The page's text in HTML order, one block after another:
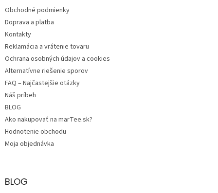
e
Obchodné podmienky
Doprava a platba
Kontakty
Reklamácia a vrátenie tovaru
Ochrana osobných údajov a cookies
Alternatívne riešenie sporov
FAQ – Najčastejšie otázky
Náš príbeh
BLOG
Ako nakupovať na marTee.sk?
Hodnotenie obchodu
Moja objednávka
BLOG